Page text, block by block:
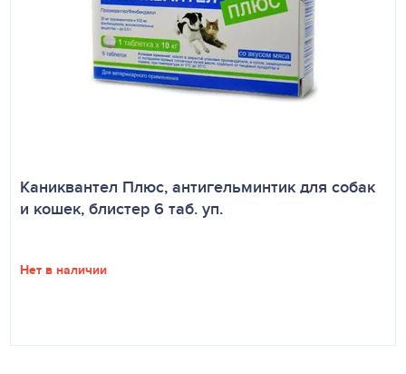
Каниквантел Плюс, антигельминтик для собак
и кошек, блистер 6 таб. уп.
Нет в наличии